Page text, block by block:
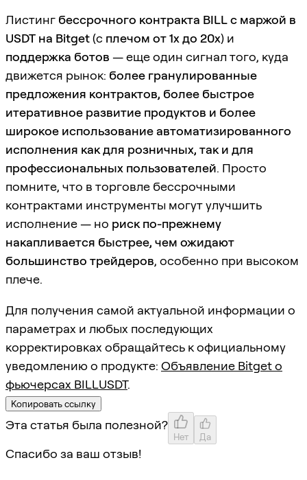
Листинг бессрочного контракта BILL с маржой в
USDT на Bitget(с плечом от 1x до 20x) и
поддержка ботов — еще один сигнал того, куда
движется рынок: более гранулированные
предложения контрактов, более быстрое
итеративное развитие продуктов и более
широкое использование автоматизированного
исполнения как для розничных, так и для
профессиональных пользователей. Просто
помните, что в торговле бессрочными
контрактами инструменты могут улучшить
исполнение — но риск по-прежнему
накапливается быстрее, чем ожидают
большинство трейдеров, особенно при высоком
плече.
Для получения самой актуальной информации о
параметрах и любых последующих
корректировках обращайтесь к официальному
уведомлению о продукте: Объявление Bitget о
фьючерсах BILLUSDT.
Копировать ссылку
Эта статья была полезной?
Нет Да
Спасибо за ваш отзыв!